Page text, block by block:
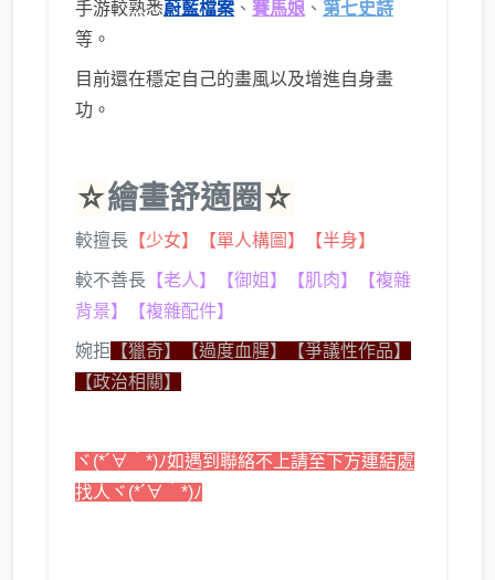
手游較熟悉蔚藍檔案 、 賽馬娘 、 第七史詩
等。
目前還在穩定自己的畫風以及增進自身畫
功。
☆繪畫舒適圈 ☆
較擅長 【少女】【單人構圖】【半身】
較不善長 【老人】【御姐】【肌肉】【複雜
背景】【複雜配件】
婉拒 【獵奇】【過度血腥】【爭議性作品】
【政治相關】
ヾ(*´∀｀*)ﾉ如遇到聯絡不上請至下方連結處
找人ヾ(*´∀｀*)ﾉ